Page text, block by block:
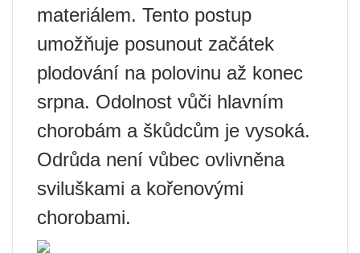
materiálem. Tento postup
umožňuje posunout začátek
plodování na polovinu až konec
srpna. Odolnost vůči hlavním
chorobám a škůdcům je vysoká.
Odrůda není vůbec ovlivněna
sviluškami a kořenovými
chorobami.